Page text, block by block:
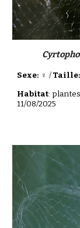
Sexe: ♀/
Habitat:
11/08/2025